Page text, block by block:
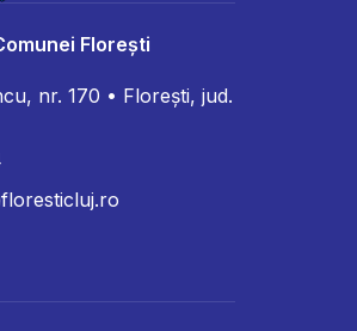
Florești
nr. 170 • Florești, jud.